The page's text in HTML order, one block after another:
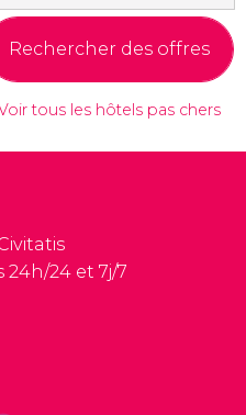
Rechercher des offres
tous les hôtels pas chers
24h/24 et 7j/7